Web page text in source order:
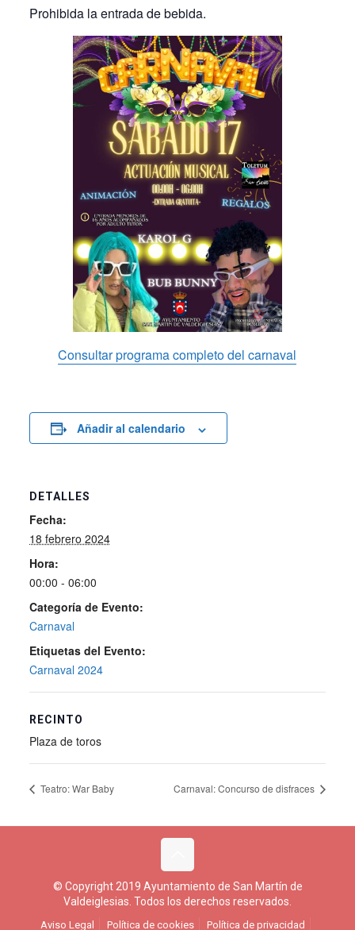
Prohibida la entrada de bebida.
Consultar programa completo del carnaval
Añadir al calendario
DETALLES
Fecha:
18 febrero 2024
Hora:
00:00 - 06:00
Categoría de Evento:
Carnaval
Etiquetas del Evento:
Carnaval 2024
RECINTO
Plaza de toros
Teatro: War Baby Carnaval: Concurso de disfraces
© Copyright 2019 Ayuntamiento de San Martín de
Valdeiglesias. Todos los derechos reservados.
Aviso Legal Política de cookies Política de privacidad